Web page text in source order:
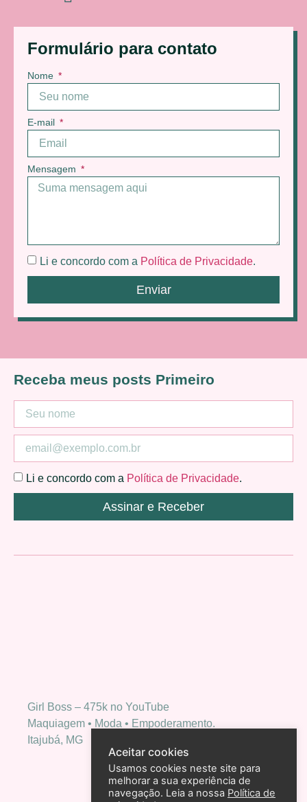
Formulário para contato
Nome
E-mail
Mensagem
Li e concordo com a Política de Privacidade.
Enviar
Girl Boss – 475k no YouTube
Maquiagem • Moda • Empoderamento.
Itajubá, MG
Receba meus posts Primeiro
Li e concordo com a Política de Privacidade.
Assinar e Receber
Aceitar cookies
Usamos cookies neste site para
melhorar a sua experiência de
navegação. Leia a nossa Política de